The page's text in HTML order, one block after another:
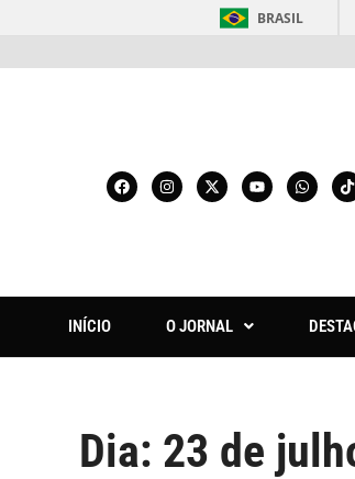
BRASIL
INÍCIO O JORNAL
Dia: 23 de